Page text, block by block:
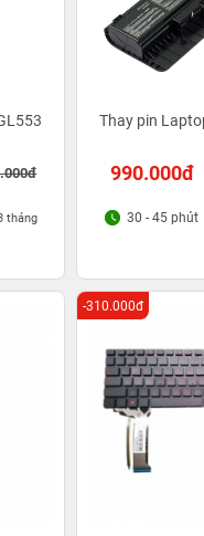
tháng
Thay pin
990.000đ
30 - 45 phút
-310.000đ